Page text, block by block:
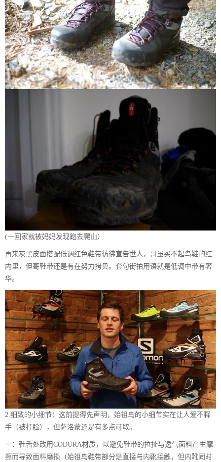
(一回家就被妈妈发现跑去爬山）
再来灰黑皮面搭配低调红色鞋带彷彿宣告世人，哥虽买不起鸟鞋的红
内里，但哥鞋带还是有在努力拷贝。套句街拍用语就是低调中带有奢
华。
2.细致的小细节：这前提得先声明，始祖鸟的小细节实在让人爱不释
手（被打脸），但萨洛蒙还是有多点可取。
一：鞋舌处改用CODURA材质，以避免鞋带的拉扯与透气面料产生摩
擦而导致面料磨损（始祖鸟鞋带部分是直接与内靴接触，但内靴同时